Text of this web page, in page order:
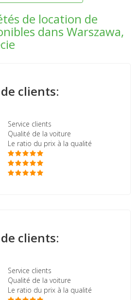
de location de
dans Warszawa,
clients:
Service clients
Qualité de la voiture
Le ratio du prix à la qualité
clients:
Service clients
Qualité de la voiture
Le ratio du prix à la qualité